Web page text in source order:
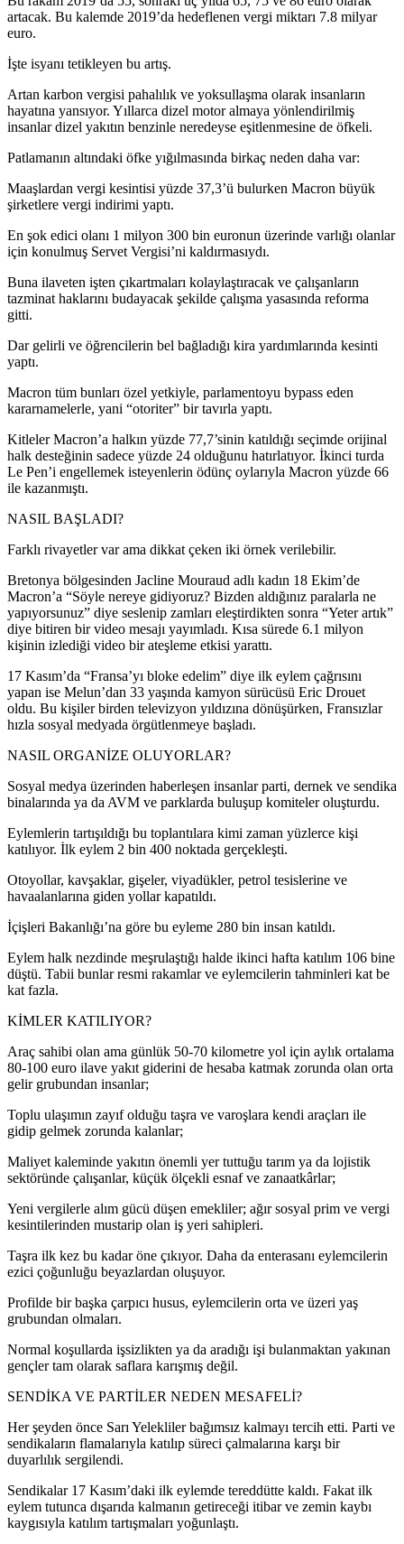
artacak. Bu kalemde 2019’da hedeflenen vergi miktarı 7.8 milyar
euro.
İşte isyanı tetikleyen bu artış.
Artan karbon vergisi pahalılık ve yoksullaşma olarak insanların
hayatına yansıyor. Yıllarca dizel motor almaya yönlendirilmiş
insanlar dizel yakıtın benzinle neredeyse eşitlenmesine de öfkeli.
Patlamanın altındaki öfke yığılmasında birkaç neden daha var:
Maaşlardan vergi kesintisi yüzde 37,3’ü bulurken Macron büyük
şirketlere vergi indirimi yaptı.
En şok edici olanı 1 milyon 300 bin euronun üzerinde varlığı olanlar
için konulmuş Servet Vergisi’ni kaldırmasıydı.
Buna ilaveten işten çıkartmaları kolaylaştıracak ve çalışanların
tazminat haklarını budayacak şekilde çalışma yasasında reforma
gitti.
Dar gelirli ve öğrencilerin bel bağladığı kira yardımlarında kesinti
yaptı.
Macron tüm bunları özel yetkiyle, parlamentoyu bypass eden
kararnamelerle, yani “otoriter” bir tavırla yaptı.
Kitleler Macron’a halkın yüzde 77,7’sinin katıldığı seçimde orijinal
halk desteğinin sadece yüzde 24 olduğunu hatırlatıyor. İkinci turda
Le Pen’i engellemek isteyenlerin ödünç oylarıyla Macron yüzde 66
ile kazanmıştı.
NASIL BAŞLADI?
Farklı rivayetler var ama dikkat çeken iki örnek verilebilir.
Bretonya bölgesinden Jacline Mouraud adlı kadın 18 Ekim’de
Macron’a “Söyle nereye gidiyoruz? Bizden aldığınız paralarla ne
yapıyorsunuz” diye seslenip zamları eleştirdikten sonra “Yeter artık”
diye bitiren bir video mesajı yayımladı. Kısa sürede 6.1 milyon
kişinin izlediği video bir ateşleme etkisi yarattı.
17 Kasım’da “Fransa’yı bloke edelim” diye ilk eylem çağrısını
yapan ise Melun’dan 33 yaşında kamyon sürücüsü Eric Drouet
oldu. Bu kişiler birden televizyon yıldızına dönüşürken, Fransızlar
hızla sosyal medyada örgütlenmeye başladı.
NASIL ORGANİZE OLUYORLAR?
Sosyal medya üzerinden haberleşen insanlar parti, dernek ve sendika
binalarında ya da AVM ve parklarda buluşup komiteler oluşturdu.
Eylemlerin tartışıldığı bu toplantılara kimi zaman yüzlerce kişi
katılıyor. İlk eylem 2 bin 400 noktada gerçekleşti.
Otoyollar, kavşaklar, gişeler, viyadükler, petrol tesislerine ve
havaalanlarına giden yollar kapatıldı.
İçişleri Bakanlığı’na göre bu eyleme 280 bin insan katıldı.
Eylem halk nezdinde meşrulaştığı halde ikinci hafta katılım 106 bine
düştü. Tabii bunlar resmi rakamlar ve eylemcilerin tahminleri kat be
kat fazla.
KİMLER KATILIYOR?
Araç sahibi olan ama günlük 50-70 kilometre yol için aylık ortalama
80-100 euro ilave yakıt giderini de hesaba katmak zorunda olan orta
gelir grubundan insanlar;
Toplu ulaşımın zayıf olduğu taşra ve varoşlara kendi araçları ile
gidip gelmek zorunda kalanlar;
Maliyet kaleminde yakıtın önemli yer tuttuğu tarım ya da lojistik
sektöründe çalışanlar, küçük ölçekli esnaf ve zanaatkârlar;
Yeni vergilerle alım gücü düşen emekliler; ağır sosyal prim ve vergi
kesintilerinden mustarip olan iş yeri sahipleri.
Taşra ilk kez bu kadar öne çıkıyor. Daha da enterasanı eylemcilerin
ezici çoğunluğu beyazlardan oluşuyor.
Profilde bir başka çarpıcı husus, eylemcilerin orta ve üzeri yaş
grubundan olmaları.
Normal koşullarda işsizlikten ya da aradığı işi bulanmaktan yakınan
gençler tam olarak saflara karışmış değil.
SENDİKA VE PARTİLER NEDEN MESAFELİ?
Her şeyden önce Sarı Yelekliler bağımsız kalmayı tercih etti. Parti ve
sendikaların flamalarıyla katılıp süreci çalmalarına karşı bir
duyarlılık sergilendi.
Sendikalar 17 Kasım’daki ilk eylemde tereddütte kaldı. Fakat ilk
eylem tutunca dışarıda kalmanın getireceği itibar ve zemin kaybı
kaygısıyla katılım tartışmaları yoğunlaştı.